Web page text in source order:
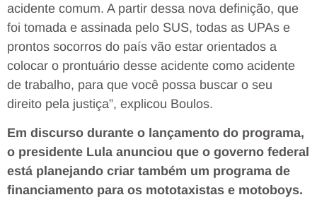
acidente comum. A partir dessa nova definição, que
foi tomada e assinada pelo SUS, todas as UPAs e
prontos socorros do país vão estar orientados a
colocar o prontuário desse acidente como acidente
de trabalho, para que você possa buscar o seu
direito pela justiça”, explicou Boulos.
Em discurso durante o lançamento do programa,
o presidente Lula anunciou que o governo federal
está planejando criar também um programa de
financiamento para os mototaxistas e motoboys.